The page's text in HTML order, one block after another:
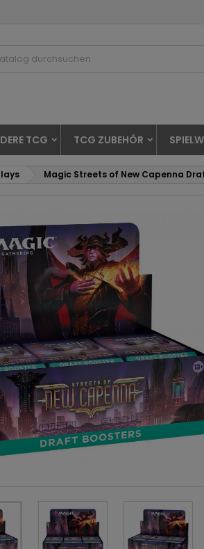
TCG TCG ZUBEHÖR
Magic Streets of New Capenna